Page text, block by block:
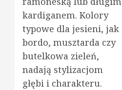
kardiganem. Kolory
typowe dla jesieni, jak
bordo, musztarda czy
butelkowa zieleń,
nadają stylizacjom
głębi i charakteru.